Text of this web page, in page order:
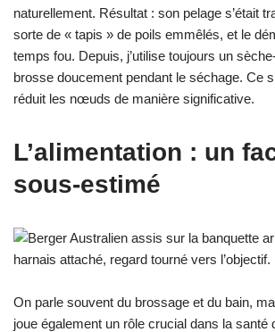
naturellement. Résultat : son pelage s’était
sorte de « tapis » de poils emmêlés, et le
temps fou. Depuis, j’utilise toujours un
brosse doucement pendant le séchage. Ce
réduit les nœuds de manière significative.
L’alimentation : un
sous-estimé
On parle souvent du brossage et du bain,
joue également un rôle crucial dans la santé